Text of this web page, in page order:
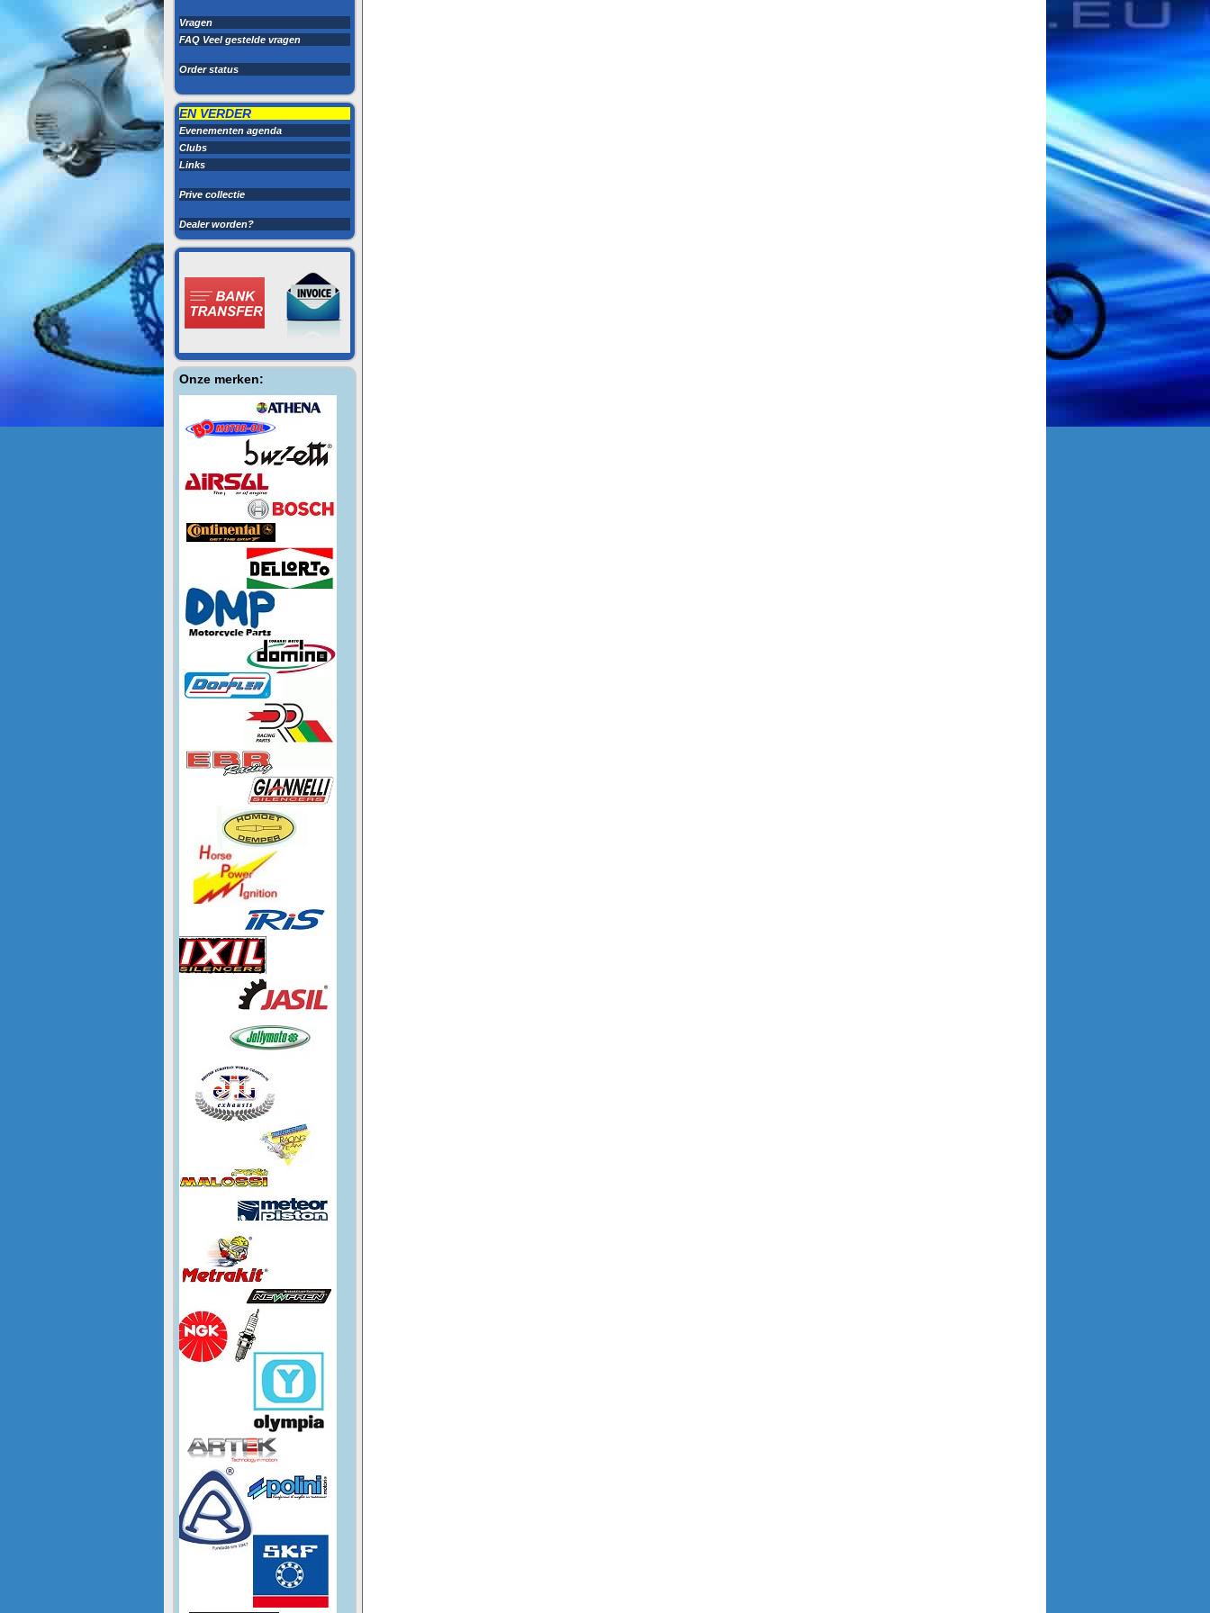
Vragen
FAQ Veel gestelde vragen
Order status
EN VERDER
Evenementen agenda
Clubs
Links
Prive collectie
Dealer worden?
Onze merken: